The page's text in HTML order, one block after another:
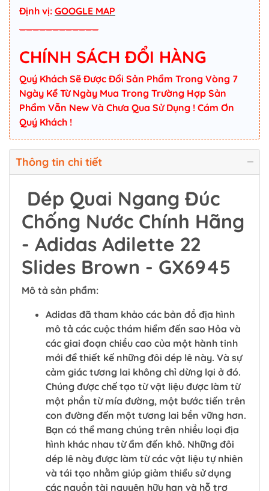
Định vị: GOOGLE MAP
CHÍNH SÁCH ĐỔI HÀNG
Quý Khách Sẽ Được Đổi Sản Phẩm Trong Vòng 7
Ngày Kể Từ Ngày Mua Trong Trường Hợp Sản
Phẩm Vẫn New Và Chưa Qua Sử Dụng ! Cám Ơn
Quý Khách !
Thông tin chi tiết
Dép Quai Ngang Đúc
Chống Nước Chính Hãng
- Adidas Adilette 22
Slides Brown - GX6945
Mô tả sản phẩm:
Adidas đã tham khảo các bản đồ địa hình
mô tả các cuộc thám hiểm đến sao Hỏa và
các giai đoạn chiều cao của một hành tinh
mới để thiết kế những đôi dép lê này. Và sự
cảm giác tương lai không chỉ dừng lại ở đó.
Chúng được chế tạo từ vật liệu được làm từ
một phần từ mía đường, một bước tiến trên
con đường đến một tương lai bền vững hơn.
Bạn có thể mang chúng trên nhiều loại địa
hình khác nhau từ ẩm đến khô. Những đôi
dép lê này được làm từ các vật liệu tự nhiên
và tái tạo nhằm giúp giảm thiểu sử dụng
các nguồn tài nguyên hữu hạn và hỗ trợ